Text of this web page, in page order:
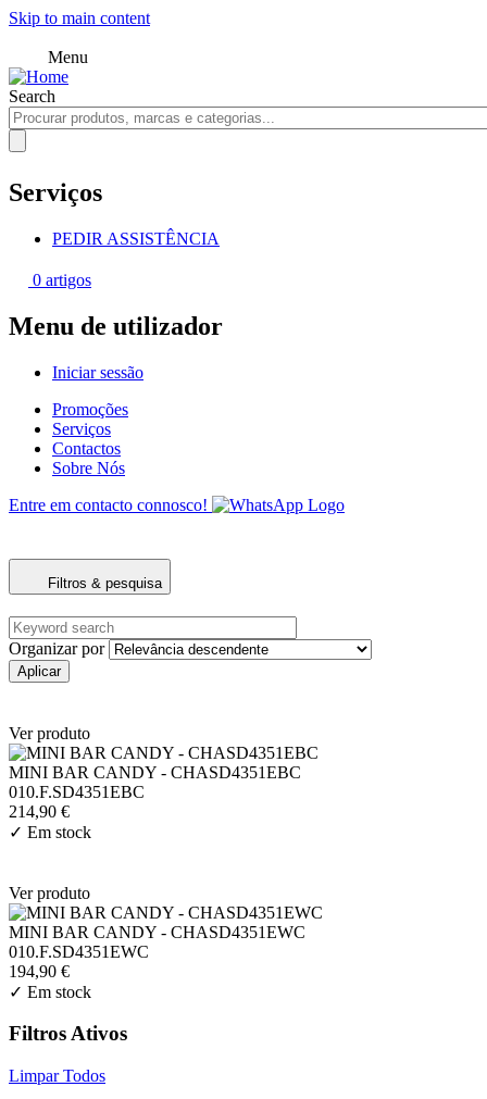
Skip to main content
Menu
Search
Serviços
PEDIR ASSISTÊNCIA
0 artigos
Menu de utilizador
Iniciar sessão
Promoções
Serviços
Contactos
Sobre Nós
Entre em contacto connosco!
Filtros & pesquisa
Organizar por
Ver produto
MINI BAR CANDY - CHASD4351EBC
010.F.SD4351EBC
214,90 €
✓ Em stock
Ver produto
MINI BAR CANDY - CHASD4351EWC
010.F.SD4351EWC
194,90 €
✓ Em stock
Filtros Ativos
Limpar Todos